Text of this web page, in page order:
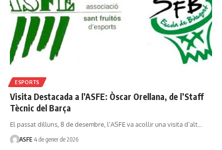
ESPORTS
Visita Destacada a l’ASFE: Òscar Orellana, de l’Staff
Tècnic del Barça
El passat dilluns, 8 de desembre, l’ASFE va acollir una visita d’alt…
ASFE 4 de gener de 2026